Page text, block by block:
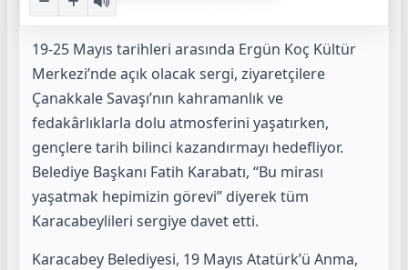
19-25 Mayıs tarihleri arasında Ergün Koç Kültür
Merkezi’nde açık olacak sergi, ziyaretçilere
Çanakkale Savaşı’nın kahramanlık ve
fedakârlıklarla dolu atmosferini yaşatırken,
gençlere tarih bilinci kazandırmayı hedefliyor.
Belediye Başkanı Fatih Karabatı, “Bu mirası
yaşatmak hepimizin görevi” diyerek tüm
Karacabeylileri sergiye davet etti.
Karacabey Belediyesi, 19 Mayıs Atatürk’ü Anma,